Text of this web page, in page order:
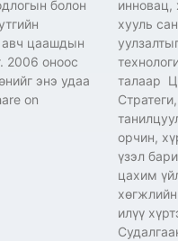
болон
авч цаашдын
2006 оноос
энэ удаа
on
инновац,
хууль
талаар
орчин,
үзэл
цахим
илүү